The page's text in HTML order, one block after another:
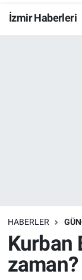
İzmir Haberleri
HABERLER
Kurban
Resmi